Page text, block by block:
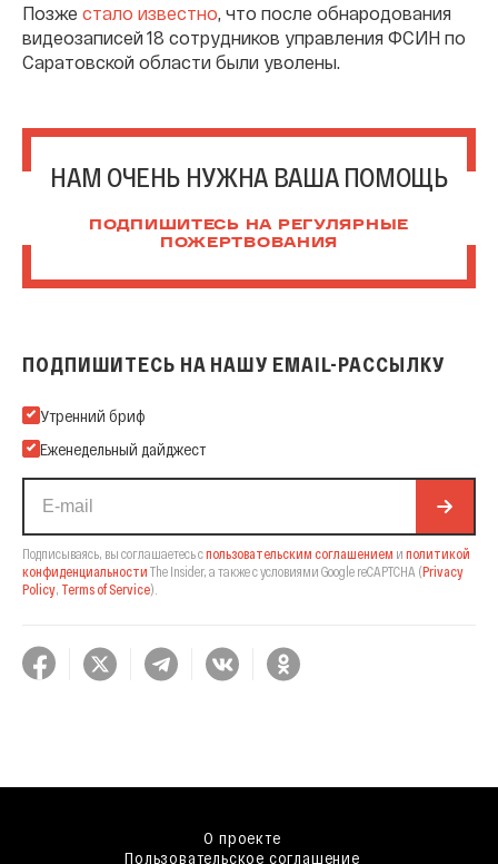
Позже стало известно , что после обнародования
видеозаписей 18 сотрудников управления ФСИН по
Саратовской области были уволены.
НАМ ОЧЕНЬ НУЖНА ВАША ПОМОЩЬ
ПОДПИШИТЕСЬ НА РЕГУЛЯРНЫЕ
ПОЖЕРТВОВАНИЯ
ПОДПИШИТЕСЬ НА НАШУ EMAIL-РАССЫЛКУ
Подпишитесь на нашу Email-рассылку
Утренний бриф
Еженедельный дайджест
Подписываясь, вы соглашаетесь спользовательским соглашением и политикой
конфиденциальности The Insider, а также с условиями Google reCAPTCHA (Privacy
Policy Terms of Service).
О проекте
Пользовательское соглашение